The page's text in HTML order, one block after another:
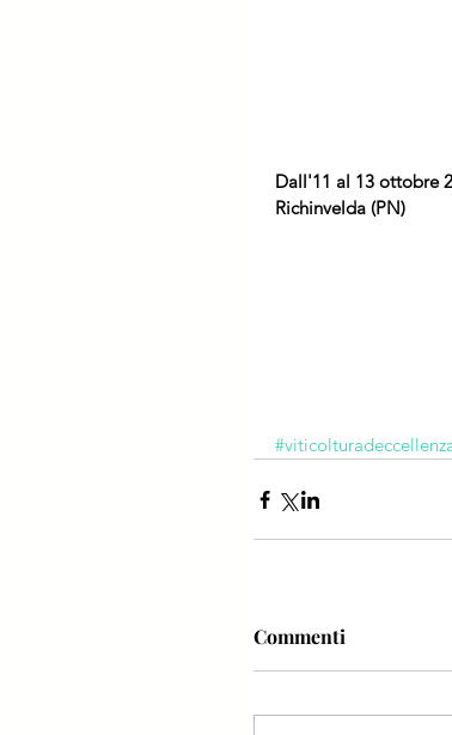
Dall'11 al 13 ottobre
Richinvelda (PN)
Commenti